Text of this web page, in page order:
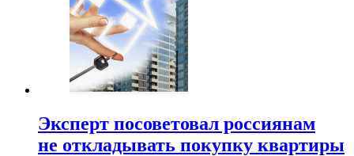
Эксперт посоветовал россиянам
не откладывать покупку квартиры